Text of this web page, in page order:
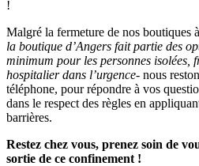
!
Malgré la fermeture de nos boutiques à
la boutique d’Angers fait partie des
minimum pour les personnes isolées,
hospitalier dans l’urgence- nous
téléphone, pour répondre à vos
dans le respect des règles en
barrières.
Restez chez vous, prenez soin de
sortie de ce confinement !